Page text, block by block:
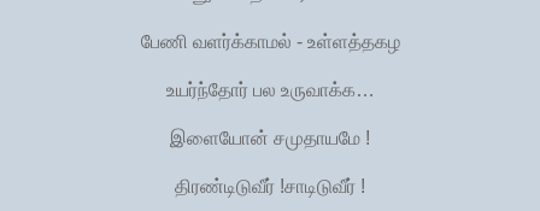
பேணி வளர்க்காமல் - உள்ளத்தகழ
உயர்ந்தோர் பல உருவாக்க…
இளையோன் சமுதாயமே !
திரண்டிடுவீர் !சாடிடுவீர் !